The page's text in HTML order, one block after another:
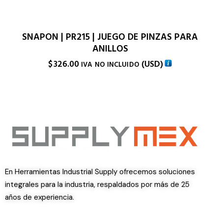
SNAPON | PR215 | JUEGO DE PINZAS PARA
ANILLOS
$326.00 IVA NO INCLUIDO (USD)
En Herramientas Industrial Supply ofrecemos soluciones
integrales para la industria, respaldados por más de 25
años de experiencia.